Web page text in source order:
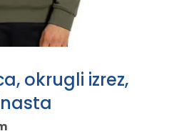
okrugli izrez,